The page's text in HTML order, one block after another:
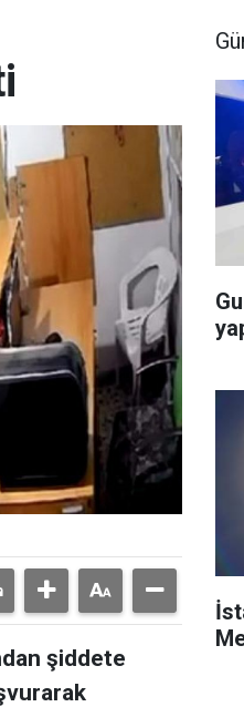
şiddete